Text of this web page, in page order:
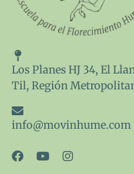
Los Planes HJ 34, El
Til, Región
info@movinhume.com
F
a
Y
o
I
n